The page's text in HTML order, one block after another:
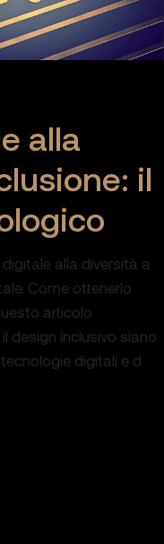
alla
il
alla diversità a
Come ottenerlo
articolo
design inclusivo siano
digitali e d